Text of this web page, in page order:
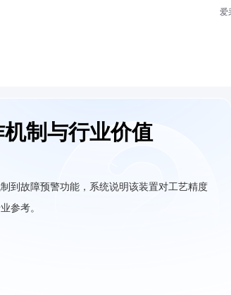
爱
制与行业价值
到故障预警功能，系统说明该装置对工艺精度
参考。